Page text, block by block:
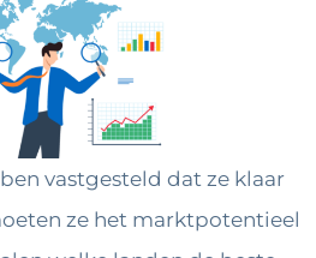
vastgesteld dat ze klaar
ze het marktpotentieel